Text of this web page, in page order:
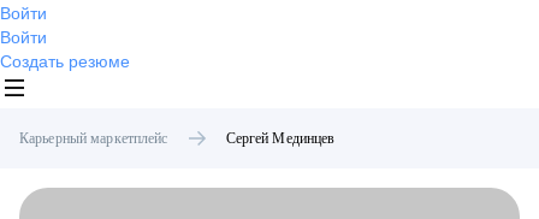
Войти
Войти
Создать резюме
Карьерный маркетплейс Сергей Мединцев